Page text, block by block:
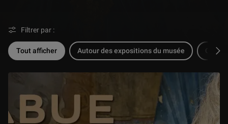
Filtrer par :
Tout afficher Autour des expositions du musée